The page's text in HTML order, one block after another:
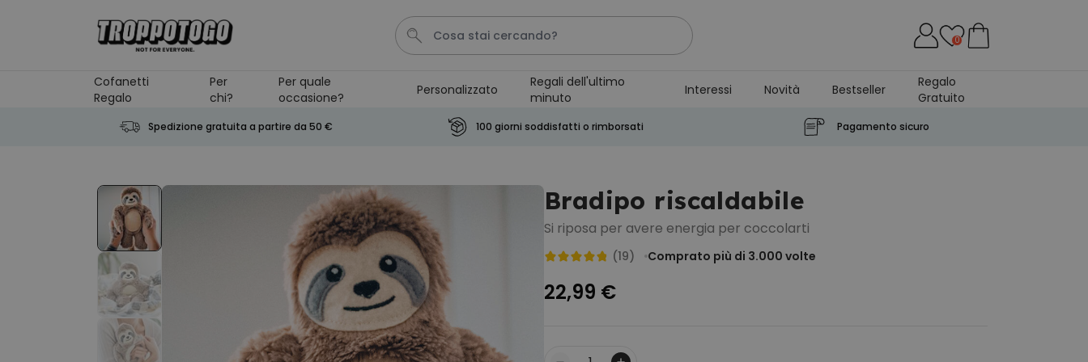
Portachiavi
Boccale da Birra
Personalizzato con Logo e
più di 71.100
Copertina Personalizzata con
0
Cofanetti
Regalo
Per
chi?
Per quale
occasione?
Personalizzato
Regali dell'ultimo
minuto
Interessi Novità Bestseller
Regalo
Gratuito
Spedizione gratuita a partire da 50 € 100 giorni soddisfatti o rimborsati Pagamento sicuro
Bradipo riscaldabile
Si riposa per avere energia per coccolarti
(19) Comprato più di 3.000 volte
22,99 €